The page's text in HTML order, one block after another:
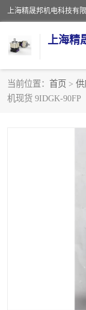
上海
当前位置： 首页 > 供
机现货 9IDGK-90FP
减速电机